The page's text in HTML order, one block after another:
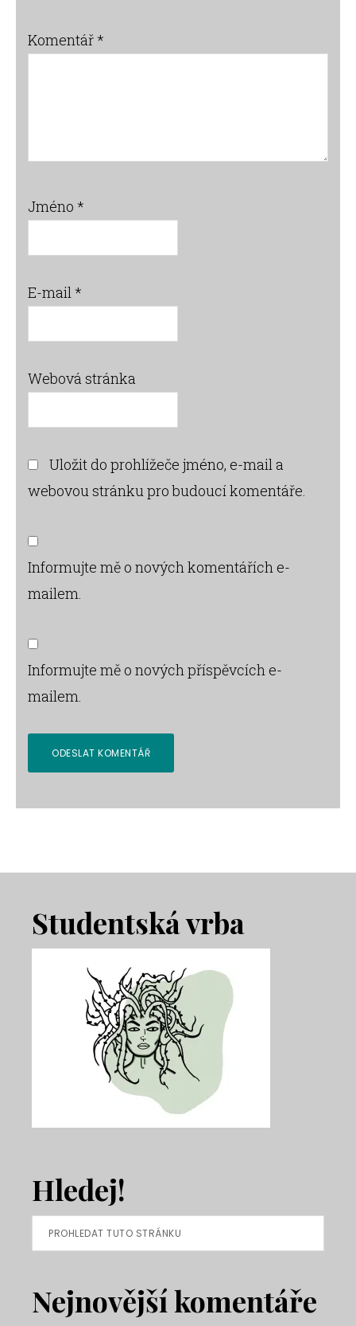
Komentář*
Jméno *
E-mail*
Webová stránka
Uložit do prohlížeče jméno, e-mail a
webovou stránku pro budoucí komentáře.
Informujte mě o nových komentářích e-
mailem.
Informujte mě o nových příspěvcích e-
mailem.
Footer
Studentská vrba
Hledej!
Prohledat
tuto
Nejnovější komentáře